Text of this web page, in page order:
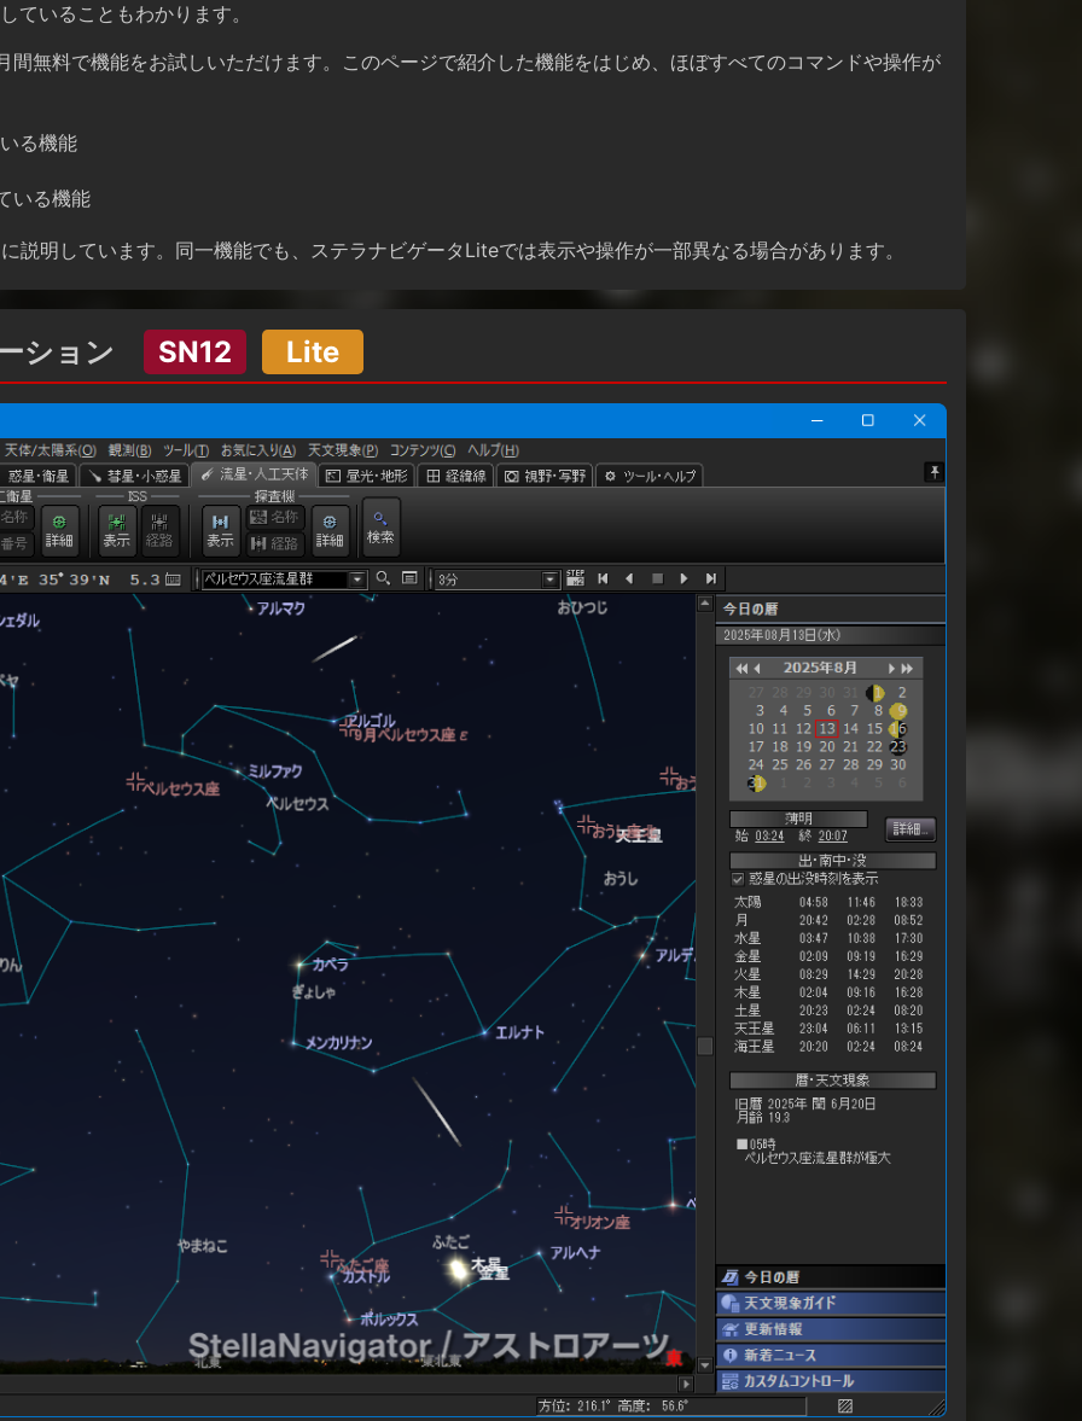
ていることもわかります。
間無料で機能をお試しいただけます。このページで紹介した機能をはじめ、ほぼすべてのコマンドや操作が
る機能
いる機能
説明しています。同一機能でも、ステラナビゲータLiteでは表示や操作が一部異なる場合があります。
ション SN12 Lite